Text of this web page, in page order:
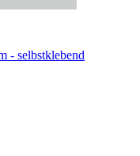
- selbstklebend